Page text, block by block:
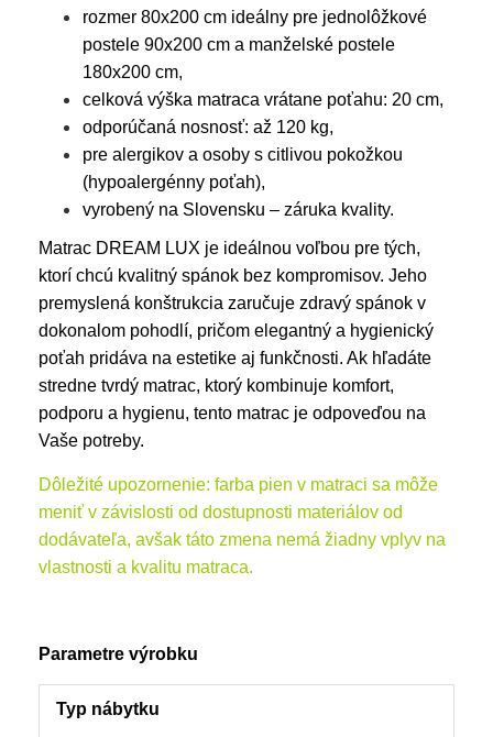
rozmer 80x200 cm ideálny pre jednolôžkové
postele 90x200 cm a manželské postele
180x200 cm,
celková výška matraca vrátane poťahu: 20 cm,
odporúčaná nosnosť: až 120 kg,
pre alergikov a osoby s citlivou pokožkou
(hypoalergénny poťah),
vyrobený na Slovensku – záruka kvality.
Matrac DREAM LUX je ideálnou voľbou pre tých,
ktorí chcú kvalitný spánok bez kompromisov. Jeho
premyslená konštrukcia zaručuje zdravý spánok v
dokonalom pohodlí, pričom elegantný a hygienický
poťah pridáva na estetike aj funkčnosti. Ak hľadáte
stredne tvrdý matrac, ktorý kombinuje komfort,
podporu a hygienu, tento matrac je odpoveďou na
Vaše potreby.
Dôležité upozornenie: farba pien v matraci sa môže
meniť v závislosti od dostupnosti materiálov od
dodávateľa, avšak táto zmena nemá žiadny vplyv na
vlastnosti a kvalitu matraca.
Parametre výrobku
Typ nábytku